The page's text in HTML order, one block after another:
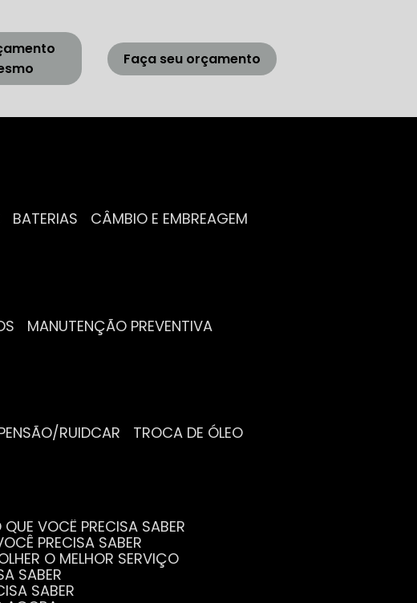
Faça seu orçamento
BATERIAS CÂMBIO E EMBREAGEM
MANUTENÇÃO PREVENTIVA
RUIDCAR TROCA DE ÓLEO
VOCÊ PRECISA SABER
PRECISA SABER
O MELHOR SERVIÇO
SABER
SABER